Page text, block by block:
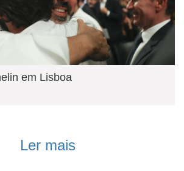
em Lisboa
Ler mais